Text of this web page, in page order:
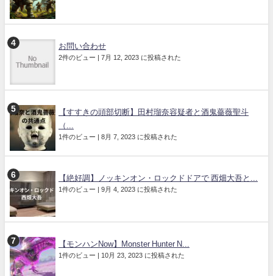
お問い合わせ
2件のビュー | 7月 12, 2023 に投稿された
【すすきの頭部切断】田村瑠奈容疑者と酒鬼薔薇聖斗
（...
1件のビュー | 8月 7, 2023 に投稿された
【絶好調】ノッキンオン・ロックドドアで 西畑大吾と...
1件のビュー | 9月 4, 2023 に投稿された
【モンハンNow】Monster Hunter N...
1件のビュー | 10月 23, 2023 に投稿された